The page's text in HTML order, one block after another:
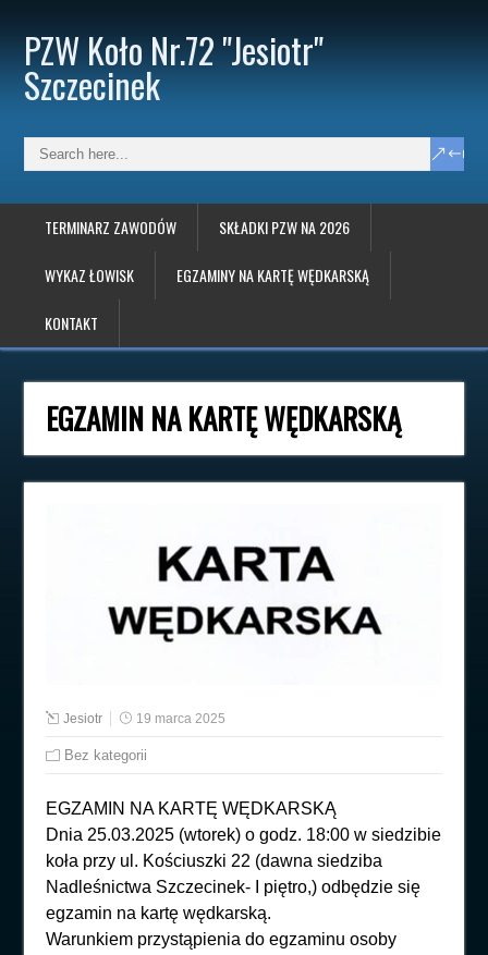
PZW Koło Nr.72 "Jesiotr"
Szczecinek
TERMINARZ ZAWODÓW SKŁADKI PZW NA 2026
WYKAZ ŁOWISK EGZAMINY NA KARTĘ WĘDKARSKĄ
KONTAKT
EGZAMIN NA KARTĘ WĘDKARSKĄ
Jesiotr 19 marca 2025
Bez kategorii
EGZAMIN NA KARTĘ WĘDKARSKĄ
Dnia 25.03.2025 (wtorek) o godz. 18:00 w siedzibie
koła przy ul. Kościuszki 22 (dawna siedziba
Nadleśnictwa Szczecinek- I piętro,) odbędzie się
egzamin na kartę wędkarską.
Warunkiem przystąpienia do egzaminu osoby